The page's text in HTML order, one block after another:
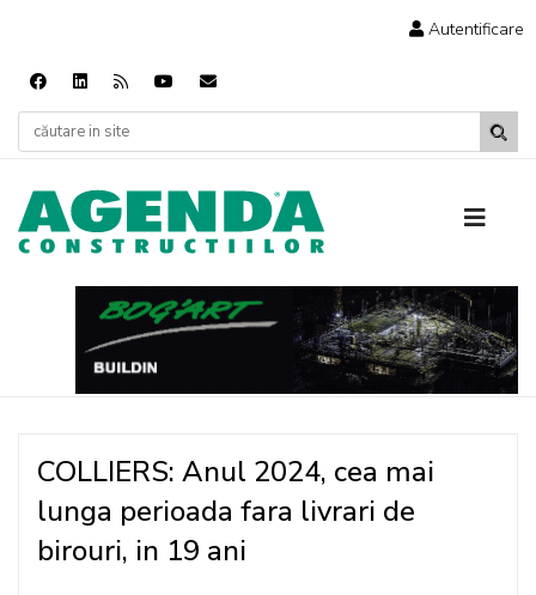
Autentificare
COLLIERS: Anul 2024, cea mai
lunga perioada fara livrari de
birouri, in 19 ani